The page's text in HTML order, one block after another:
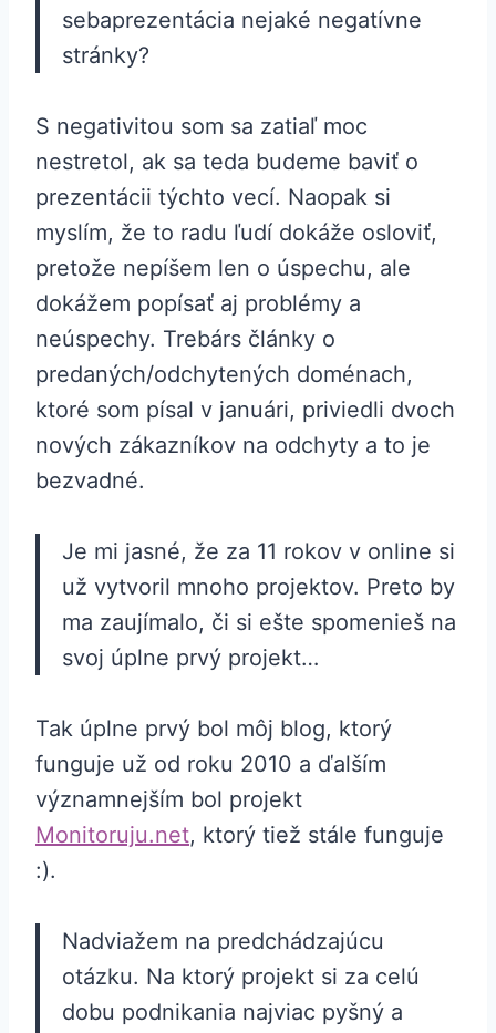
sebaprezentácia nejaké negatívne
stránky?
S negativitou som sa zatiaľ moc
nestretol, ak sa teda budeme baviť o
prezentácii týchto vecí. Naopak si
myslím, že to radu ľudí dokáže osloviť,
pretože nepíšem len o úspechu, ale
dokážem popísať aj problémy a
neúspechy. Trebárs články o
predaných/odchytených doménach,
ktoré som písal v januári, priviedli dvoch
nových zákazníkov na odchyty a to je
bezvadné.
Je mi jasné, že za 11 rokov v online si
už vytvoril mnoho projektov. Preto by
ma zaujímalo, či si ešte spomenieš na
svoj úplne prvý projekt…
Tak úplne prvý bol môj blog, ktorý
funguje už od roku 2010 a ďalším
významnejším bol projekt
Monitoruju.net, ktorý tiež stále funguje
:).
Nadviažem na predchádzajúcu
otázku. Na ktorý projekt si za celú
dobu podnikania najviac pyšný a